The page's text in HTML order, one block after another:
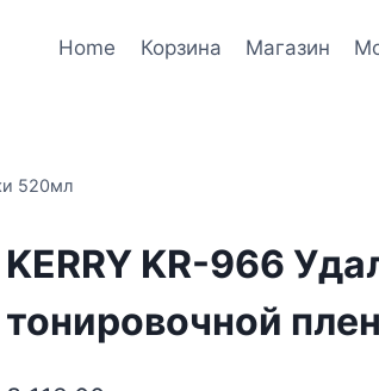
Home Корзина Магазин
520мл
KERRY KR-966
тонировочной